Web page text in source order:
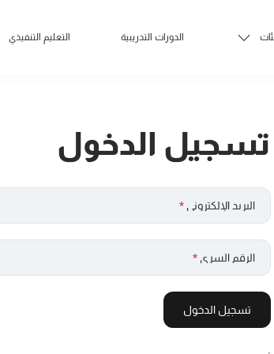
الدورات التدريبية التعليم التنفيذي
تسجيل الدخول
البريد الإلكتروني *
الرقم السري *
تسجيل الدخول